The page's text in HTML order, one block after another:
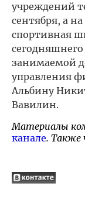
учреждений
сентября, а
спортивная
занимаемой
управления
Альбину
Вавилин.
Материалы
канале. Также